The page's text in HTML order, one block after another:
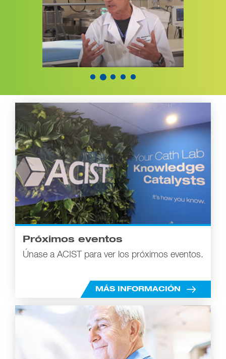
Próximos eventos
Únase a ACIST para ver los próximos eventos.
MÁS INFORMACIÓN